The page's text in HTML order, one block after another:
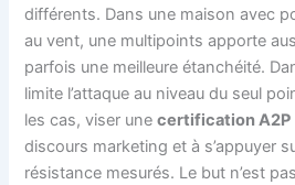
différents. Dans une maison avec
au vent, une multipoints apporte
parfois une meilleure étanchéité.
limite l’attaque au niveau du seul
les cas, viser unecertification A2P
discours marketing et à s’appuyer
résistance mesurés. Le but n’est